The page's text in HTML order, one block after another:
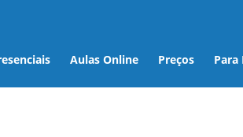
Aulas Online Preços Para